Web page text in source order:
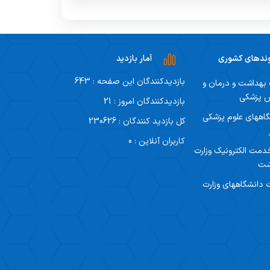
کشوری
بهداشت و درمان و
پزشکی
علوم پزشکی
الکترونیک وزارت
دانشگاههای وزارت
آمار بازدید
بازدیدکنندگان این صفحه : 643
بازدیدکنندگان امروز : 21
کل بازدید کنندگان : 230626
کاربران آنلاین : 0